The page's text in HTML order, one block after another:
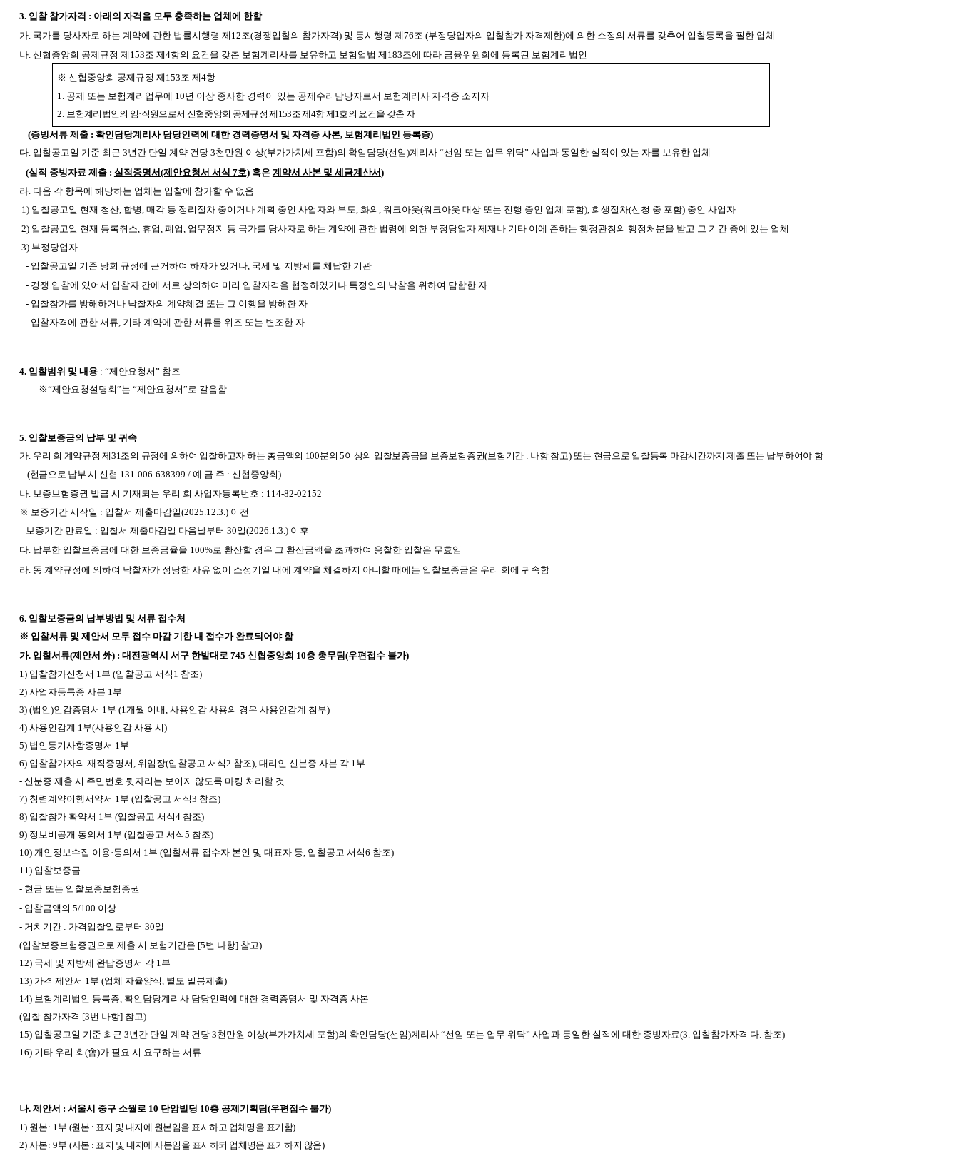
3. 입찰 참가자격 : 아래의 자격을 모두 충족하는 업체에 한함
가. 국가를 당사자로 하는 계약에 관한 법률시행령 제12조(경쟁입찰의 참가자격) 및 동시행령 제76조 (부정당업자의 입찰참가 자격제한)에 의한 소정의 서류를 갖추어 입찰등록을 필한 업체
나. 신협중앙회 공제규정 제153조 제4항의 요건을 갖춘 보험계리사를 보유하고 보험업법 제183조에 따라 금융위원회에 등록된 보험계리법인
※ 신협중앙회 공제규정 제153조 제4항
1. 공제 또는 보험계리업무에 10년 이상 종사한 경력이 있는 공제수리담당자로서 보험계리사 자격증 소지자
2. 보험계리법인의 임·직원으로서 신협중앙회 공제규정 제153조 제4항 제1호의 요건을 갖춘 자
(증빙서류 제출 : 확인담당계리사 담당인력에 대한 경력증명서 및 자격증 사본, 보험계리법인 등록증)
다. 입찰공고일 기준 최근 3년간 단일 계약 건당 3천만원 이상(부가가치세 포함)의 확임담당(선임)계리사 “선임 또는 업무 위탁” 사업과 동일한 실적이 있는 자를 보유한 업체
(실적 증빙자료 제출 : 실적증명서(제안요청서 서식 7호) 혹은 계약서 사본 및 세금계산서 )
라. 다음 각 항목에 해당하는 업체는 입찰에 참가할 수 없음
1) 입찰공고일 현재 청산, 합병, 매각 등 정리절차 중이거나 계획 중인 사업자와 부도, 화의, 워크아웃(워크아웃 대상 또는 진행 중인 업체 포함), 회생절차(신청 중 포함) 중인 사업자
2) 입찰공고일 현재 등록취소, 휴업, 폐업, 업무정지 등 국가를 당사자로 하는 계약에 관한 법령에 의한 부정당업자 제재나 기타 이에 준하는 행정관청의 행정처분을 받고 그 기간 중에 있는 업체
3) 부정당업자
- 입찰공고일 기준 당회 규정에 근거하여 하자가 있거나, 국세 및 지방세를 체납한 기관
- 경쟁 입찰에 있어서 입찰자 간에 서로 상의하여 미리 입찰자격을 협정하였거나 특정인의 낙찰을 위하여 담합한 자
- 입찰참가를 방해하거나 낙찰자의 계약체결 또는 그 이행을 방해한 자
- 입찰자격에 관한 서류, 기타 계약에 관한 서류를 위조 또는 변조한 자
4. 입찰범위 및 내용 : “제안요청서” 참조
※“제안요청설명회”는 “제안요청서”로 갈음함
5. 입찰보증금의 납부 및 귀속
가. 우리 회 계약규정 제31조의 규정에 의하여 입찰하고자 하는 총금액의 100분의 5이상의 입찰보증금을 보증보험증권(보험기간 : 나항 참고) 또는 현금으로 입찰등록 마감시간까지 제출 또는 납부하여야 함
(현금으로 납부 시 신협 131-006-638399 / 예 금 주 : 신협중앙회)
나. 보증보험증권 발급 시 기재되는 우리 회 사업자등록번호 : 114-82-02152
※ 보증기간 시작일 : 입찰서 제출마감일(2025.12.3.) 이전
보증기간 만료일 : 입찰서 제출마감일 다음날부터 30일(2026.1.3.) 이후
다. 납부한 입찰보증금에 대한 보증금율을 100%로 환산할 경우 그 환산금액을 초과하여 응찰한 입찰은 무효임
라. 동 계약규정에 의하여 낙찰자가 정당한 사유 없이 소정기일 내에 계약을 체결하지 아니할 때에는 입찰보증금은 우리 회에 귀속함
6. 입찰보증금의 납부방법 및 서류 접수처
※ 입찰서류 및 제안서 모두 접수 마감 기한 내 접수가 완료되어야 함
가. 입찰서류(제안서 外) : 대전광역시 서구 한밭대로 745 신협중앙회 10층 총무팀(우편접수 불가)
1) 입찰참가신청서 1부 (입찰공고 서식1 참조)
2) 사업자등록증 사본 1부
3) (법인)인감증명서 1부 (1개월 이내, 사용인감 사용의 경우 사용인감계 첨부)
4) 사용인감계 1부(사용인감 사용 시)
5) 법인등기사항증명서 1부
6) 입찰참가자의 재직증명서, 위임장(입찰공고 서식2 참조), 대리인 신분증 사본 각 1부
- 신분증 제출 시 주민번호 뒷자리는 보이지 않도록 마킹 처리할 것
7) 청렴계약이행서약서 1부 (입찰공고 서식3 참조)
8) 입찰참가 확약서 1부 (입찰공고 서식4 참조)
9) 정보비공개 동의서 1부 (입찰공고 서식5 참조)
10) 개인정보수집 이용·동의서 1부 (입찰서류 접수자 본인 및 대표자 등, 입찰공고 서식6 참조)
11) 입찰보증금
- 현금 또는 입찰보증보험증권
- 입찰금액의 5/100 이상
- 거치기간 : 가격입찰일로부터 30일
(입찰보증보험증권으로 제출 시 보험기간은 [5번 나항] 참고)
12) 국세 및 지방세 완납증명서 각 1부
13) 가격 제안서 1부 (업체 자율양식, 별도 밀봉제출)
14) 보험계리법인 등록증, 확인담당계리사 담당인력에 대한 경력증명서 및 자격증 사본
(입찰 참가자격 [3번 나항] 참고)
15) 입찰공고일 기준 최근 3년간 단일 계약 건당 3천만원 이상(부가가치세 포함)의 확인담당(선임)계리사 “선임 또는 업무 위탁” 사업과 동일한 실적에 대한 증빙자료(3. 입찰참가자격 다. 참조)
16) 기타 우리 회(會)가 필요 시 요구하는 서류
나. 제안서 : 서울시 중구 소월로 10 단암빌딩 10층 공제기획팀(우편접수 불가)
1) 원본: 1부 (원본 : 표지 및 내지에 원본임을 표시하고 업체명을 표기함)
2) 사본: 9부 (사본 : 표지 및 내지에 사본임을 표시하되 업체명은 표기하지 않음)